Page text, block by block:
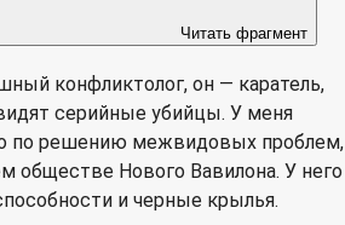
Читать фрагмент
конфликтолог, он — каратель,
серийные убийцы. У меня
по решению межвидовых проблем,
обществе Нового Вавилона. У него
и черные крылья.